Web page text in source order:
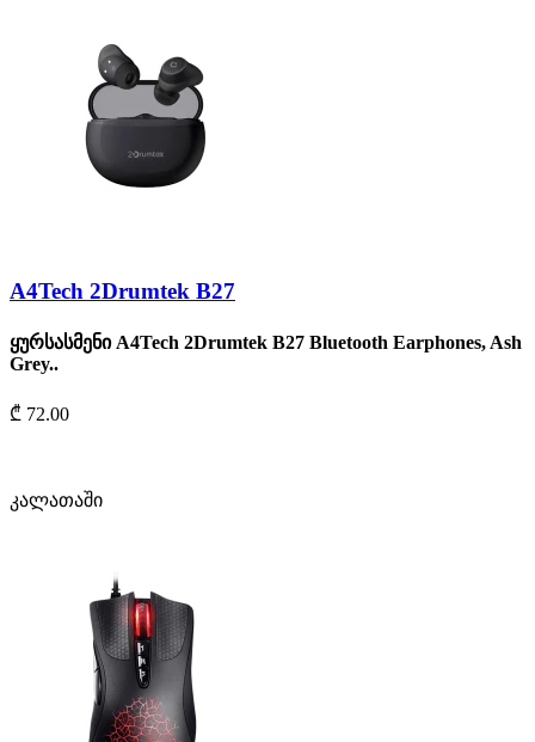
A4Tech 2Drumtek B27
ყურსასმენი A4Tech 2Drumtek B27 Bluetooth Earphones, Ash
Grey..
₾ 72.00
კალათაში